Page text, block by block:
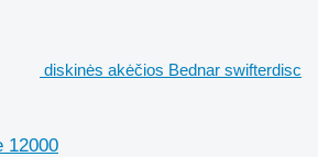
diskinės akėčios Bednar swifterdisc
12000